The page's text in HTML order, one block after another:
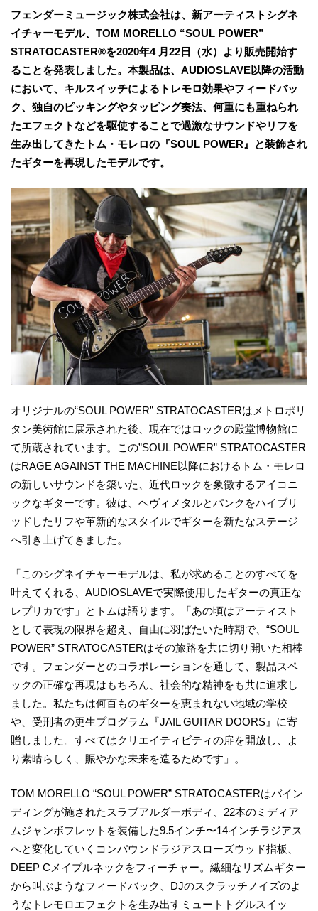
フェンダーミュージック株式会社は、新アーティストシグネ
イチャーモデル、TOM MORELLO “SOUL POWER”
STRATOCASTER®を2020年4 月22日（水）より販売開始す
ることを発表しました。本製品は、AUDIOSLAVE以降の活動
において、キルスイッチによるトレモロ効果やフィードバッ
ク、独自のピッキングやタッピング奏法、何重にも重ねられ
たエフェクトなどを駆使することで過激なサウンドやリフを
生み出してきたトム・モレロの『SOUL POWER』と装飾され
たギターを再現したモデルです。
オリジナルの“SOUL POWER” STRATOCASTERはメトロポリ
タン美術館に展示された後、現在ではロックの殿堂博物館に
て所蔵されています。この”SOUL POWER” STRATOCASTER
はRAGE AGAINST THE MACHINE以降におけるトム・モレロ
の新しいサウンドを築いた、近代ロックを象徴するアイコニ
ックなギターです。彼は、ヘヴィメタルとパンクをハイブリ
ッドしたリフや革新的なスタイルでギターを新たなステージ
へ引き上げてきました。
「このシグネイチャーモデルは、私が求めることのすべてを
叶えてくれる、AUDIOSLAVEで実際使用したギターの真正な
レプリカです」とトムは語ります。「あの頃はアーティスト
として表現の限界を超え、自由に羽ばたいた時期で、“SOUL
POWER” STRATOCASTERはその旅路を共に切り開いた相棒
です。フェンダーとのコラボレーションを通して、製品スペ
ックの正確な再現はもちろん、社会的な精神をも共に追求し
ました。私たちは何百ものギターを恵まれない地域の学校
や、受刑者の更生プログラム『JAIL GUITAR DOORS』に寄
贈しました。すべてはクリエイティビティの扉を開放し、よ
り素晴らしく、賑やかな未来を造るためです」。
TOM MORELLO “SOUL POWER” STRATOCASTERはバイン
ディングが施されたスラブアルダーボディ、22本のミディア
ムジャンボフレットを装備した9.5インチ〜14インチラジアス
へと変化していくコンパウンドラジアスローズウッド指板、
DEEP Cメイプルネックをフィーチャー。繊細なリズムギター
から叫ぶようなフィードバック、DJのスクラッチノイズのよ
うなトレモロエフェクトを生み出すミュートトグルスイッ